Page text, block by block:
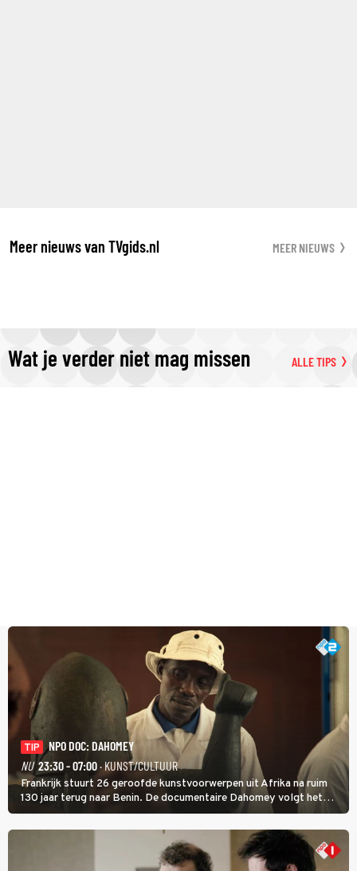
Meer nieuws van TVgids.nl MEER NIEUWS
Wat je verder niet mag missen ALLE TIPS
TIP
NPO DOC: DAHOMEY
NU 23:30 - 07:00· KUNST/CULTUUR
Frankrijk stuurt 26 geroofde kunstvoorwerpen uit Afrika na ruim
130 jaar terug naar Benin. De documentaire Dahomey volgt het
transport en toont de aankomst. Inwoners van Benin bespreken de
betekenis van de teruggave.